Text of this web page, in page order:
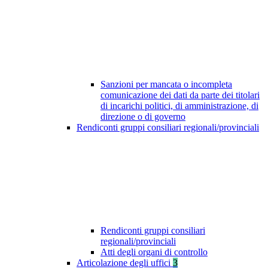
Sanzioni per mancata o incompleta
comunicazione dei dati da parte dei titolari
di incarichi politici, di amministrazione, di
direzione o di governo
Rendiconti gruppi consiliari regionali/provinciali
Rendiconti gruppi consiliari
regionali/provinciali
Atti degli organi di controllo
Articolazione degli uffici 3